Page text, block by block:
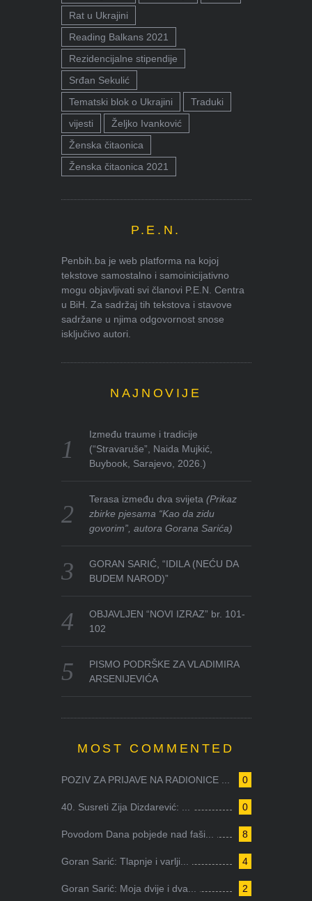
Rat u Ukrajini
Reading Balkans 2021
Rezidencijalne stipendije
Srđan Sekulić
Tematski blok o Ukrajini
Traduki
vijesti
Željko Ivanković
Ženska čitaonica
Ženska čitaonica 2021
P.E.N.
Penbih.ba je web platforma na kojoj
tekstove samostalno i samoinicijativno
mogu objavljivati svi članovi P.E.N. Centra
u BiH. Za sadržaj tih tekstova i stavove
sadržane u njima odgovornost snose
isključivo autori.
NAJNOVIJE
Između traume i tradicije
(“Stravaruše”, Naida Mujkić,
Buybook, Sarajevo, 2026.)
Terasa između dva svijeta(Prikaz
zbirke pjesama “Kao da zidu
govorim”, autora Gorana Sarića)
GORAN SARIĆ, “IDILA (NEĆU DA
BUDEM NAROD)”
OBJAVLJEN “NOVI IZRAZ” br. 101-
102
PISMO PODRŠKE ZA VLADIMIRA
ARSENIJEVIĆA
MOST COMMENTED
0
POZIV ZA PRIJAVE NA RADIONICE ...
0
40. Susreti Zija Dizdarević: ...
8
Povodom Dana pobjede nad faši...
4
Goran Sarić: Tlapnje i varlji...
2
Goran Sarić: Moja dvije i dva...